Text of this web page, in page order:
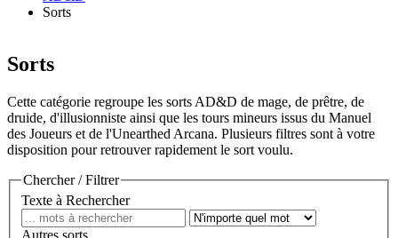
Sorts
Sorts
Cette catégorie regroupe les sorts AD&D de mage, de prêtre, de
druide, d'illusionniste ainsi que les tours mineurs issus du Manuel
des Joueurs et de l'Unearthed Arcana. Plusieurs filtres sont à votre
disposition pour retrouver rapidement le sort voulu.
Chercher / Filtrer
Texte à Rechercher